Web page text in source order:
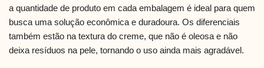
a quantidade de produto em cada embalagem é ideal para quem
busca uma solução econômica e duradoura. Os diferenciais
também estão na textura do creme, que não é oleosa e não
deixa resíduos na pele, tornando o uso ainda mais agradável.